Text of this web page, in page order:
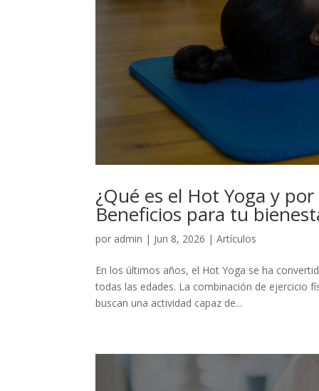
¿Qué es el Hot Yoga y
Beneficios para tu
por admin | Jun 8, 2026 |Artículos
En los últimos años, el Hot Yoga se ha
todas las edades. La combinación de ejercicio
buscan una actividad capaz de...